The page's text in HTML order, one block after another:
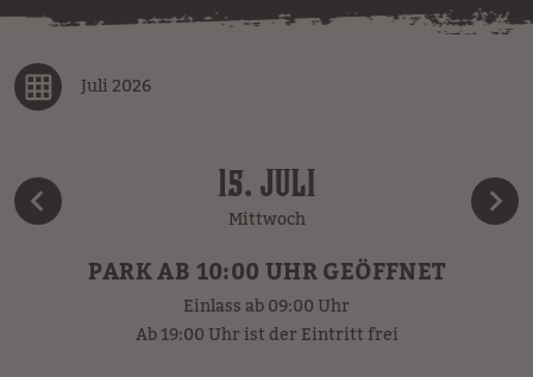
Juli 2026
15. JULI
Mittwoch
PARK AB 10:00 UHR GEÖFFNET
Einlass ab 09:00 Uhr
Ab 19:00 Uhr ist der Eintritt frei